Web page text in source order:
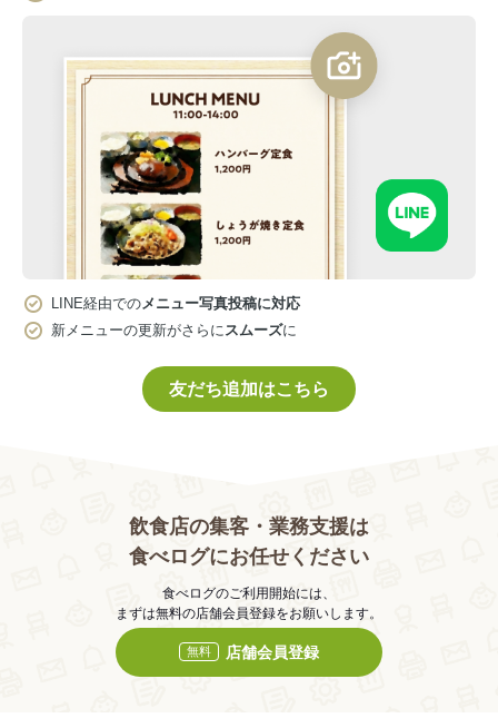
LINE経由でのメニュー写真投稿に対応
新メニューの更新がさらにスムーズに
友だち追加はこちら
飲食店の集客・業務支援は
食べログにお任せください
食べログのご利用開始には、
まずは無料の店舗会員登録をお願いします。
無料 店舗会員登録